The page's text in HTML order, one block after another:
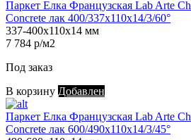
Паркет Елка Французская Lab Arte
Concrete лак 400/337х110х14/3/60°
337-400х110х14 мм
7 784 р/м2
Под заказ
В корзину Добавлен
Паркет Елка Французская Lab Arte
Concrete лак 600/490х110х14/3/45°